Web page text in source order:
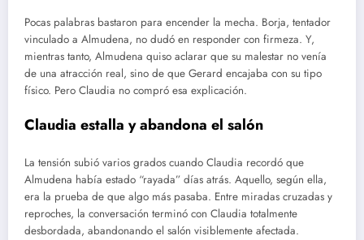
Pocas palabras bastaron para encender la mecha. Borja, tentador
vinculado a Almudena, no dudó en responder con firmeza. Y,
mientras tanto, Almudena quiso aclarar que su malestar no venía
de una atracción real, sino de que Gerard encajaba con su tipo
físico. Pero Claudia no compró esa explicación.
Claudia estalla y abandona el salón
La tensión subió varios grados cuando Claudia recordó que
Almudena había estado “rayada” días atrás. Aquello, según ella,
era la prueba de que algo más pasaba. Entre miradas cruzadas y
reproches, la conversación terminó con Claudia totalmente
desbordada, abandonando el salón visiblemente afectada.